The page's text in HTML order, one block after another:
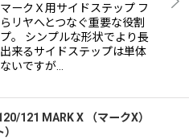
ークＸ用サイドステップ フ
リヤへとつなぐ重要な役割
。 シンプルな形状でより長
来るサイドステップは単体
いですが…
121 MARK X （マークX）